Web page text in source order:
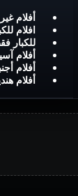
أفلام
افلام
للكبار
أفلام
أفلام
أفلام